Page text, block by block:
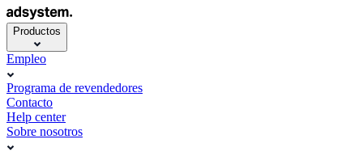
Productos
Empleo
Programa de revendedores
Contacto
Help center
Sobre nosotros